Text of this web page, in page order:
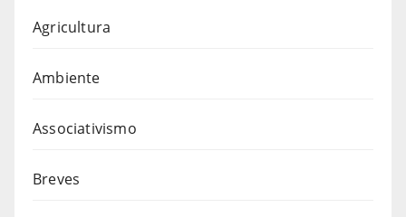
Agricultura
Ambiente
Associativismo
Breves